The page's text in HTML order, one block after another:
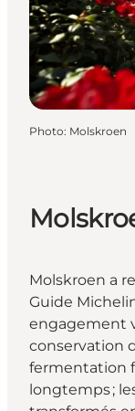
Photo: Molskroen
Molskroen a
Guide
engagement
conservation
fermentation
longtemps ;